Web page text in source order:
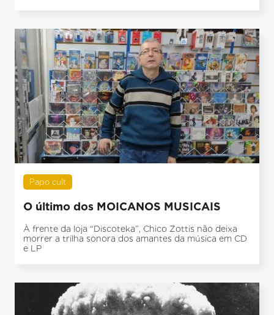
Papo cult
O último dos MOICANOS MUSICAIS
À frente da loja “Discoteka”, Chico Zottis não deixa
morrer a trilha sonora dos amantes da música em CD
e LP